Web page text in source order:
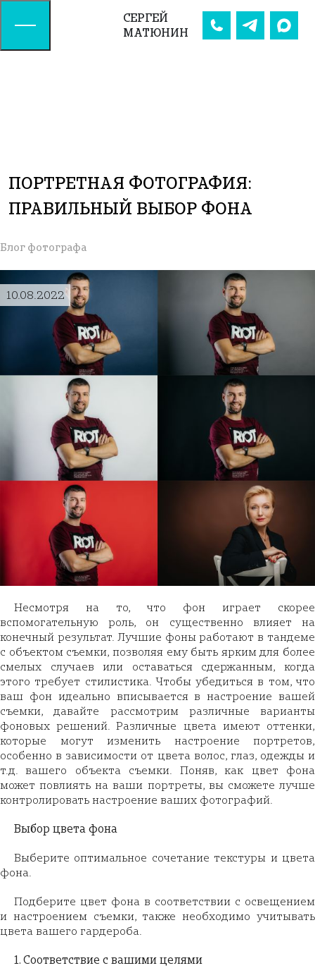
СЕРГЕЙ
МАТЮНИН
ПОРТРЕТНАЯ ФОТОГРАФИЯ:
ПРАВИЛЬНЫЙ ВЫБОР ФОНА
Блог фотографа
10.08.2022
Несмотря на то, что фон играет скорее
вспомогательную роль, он существенно влияет на
конечный результат. Лучшие фоны работают в тандеме
с объектом съемки, позволяя ему быть ярким для более
смелых случаев или оставаться сдержанным, когда
этого требует стилистика. Чтобы убедиться в том, что
ваш фон идеально вписывается в настроение вашей
съемки, давайте рассмотрим различные варианты
фоновых решений. Различные цвета имеют оттенки,
которые могут изменить настроение портретов,
особенно в зависимости от цвета волос, глаз, одежды и
т.д. вашего объекта съемки. Поняв, как цвет фона
может повлиять на ваши портреты, вы сможете лучше
контролировать настроение ваших фотографий.
Выбор цвета фона
Выберите оптимальное сочетание текстуры и цвета
фона.
Подберите цвет фона в соответствии с освещением
и настроением съемки, также необходимо учитывать
цвета вашего гардероба.
1. Соответствие с вашими целями